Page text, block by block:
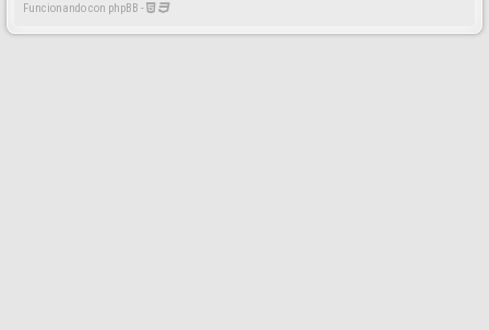
Funcionando con phpBB -